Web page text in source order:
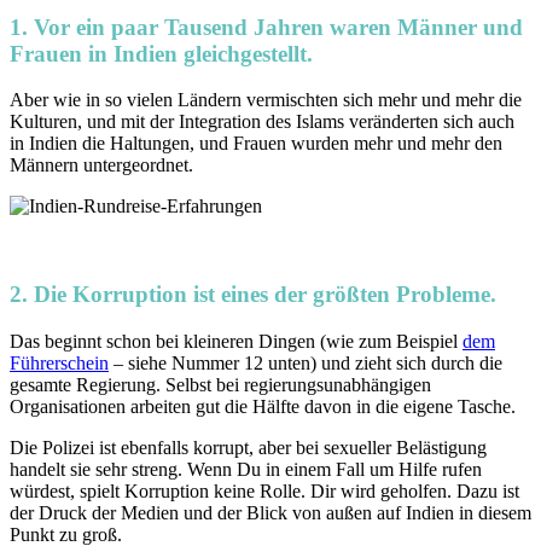
1. Vor ein paar Tausend Jahren waren Männer und
Frauen in Indien gleichgestellt.
Aber wie in so vielen Ländern vermischten sich mehr und mehr die
Kulturen, und mit der Integration des Islams veränderten sich auch
in Indien die Haltungen, und Frauen wurden mehr und mehr den
Männern untergeordnet.
2. Die Korruption ist eines der größten Probleme.
Das beginnt schon bei kleineren Dingen (wie zum Beispiel dem
Führerschein – siehe Nummer 12 unten) und zieht sich durch die
gesamte Regierung. Selbst bei regierungsunabhängigen
Organisationen arbeiten gut die Hälfte davon in die eigene Tasche.
Die Polizei ist ebenfalls korrupt, aber bei sexueller Belästigung
handelt sie sehr streng. Wenn Du in einem Fall um Hilfe rufen
würdest, spielt Korruption keine Rolle. Dir wird geholfen. Dazu ist
der Druck der Medien und der Blick von außen auf Indien in diesem
Punkt zu groß.